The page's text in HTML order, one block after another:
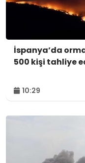
İspanya’da
500 kişi tahliye
10:29